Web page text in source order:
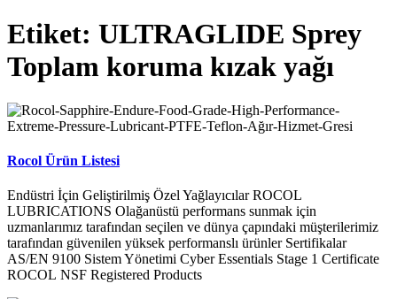
Etiket: ULTRAGLIDE Sprey
Toplam koruma kızak yağı
Rocol Ürün Listesi
Endüstri İçin Geliştirilmiş Özel Yağlayıcılar ROCOL
LUBRICATIONS Olağanüstü performans sunmak için
uzmanlarımız tarafından seçilen ve dünya çapındaki müşterilerimiz
tarafından güvenilen yüksek performanslı ürünler Sertifikalar
AS/EN 9100 Sistem Yönetimi Cyber Essentials Stage 1 Certificate
ROCOL NSF Registered Products